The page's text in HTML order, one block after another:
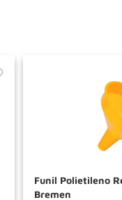
Funil Polietileno
Bremen